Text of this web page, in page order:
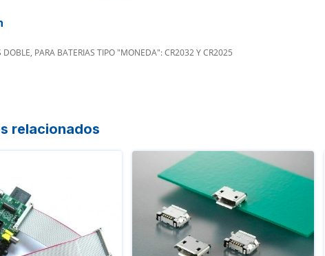
DOBLE, PARA BATERIAS TIPO "MONEDA": CR2032 Y CR2025
relacionados